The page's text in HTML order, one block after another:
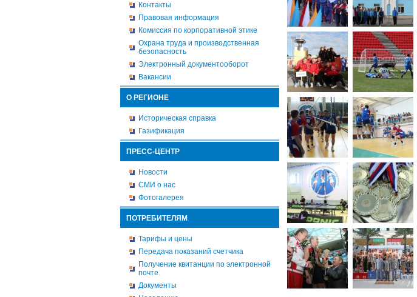
Контакты
Правовая информация
Комиссия по корпоративной этике
Охрана труда и производственная
безопасность
Электронный документооборот
Вакансии
О РЕГИОНЕ
Историческая справка
Газификация
ПРЕСС-ЦЕНТР
Новости
СМИ о нас
Фотогалерея
ПОТРЕБИТЕЛЯМ
Тарифы и цены
Передача показаний счетчика
Получение квитанции по электронной
почте
Документы